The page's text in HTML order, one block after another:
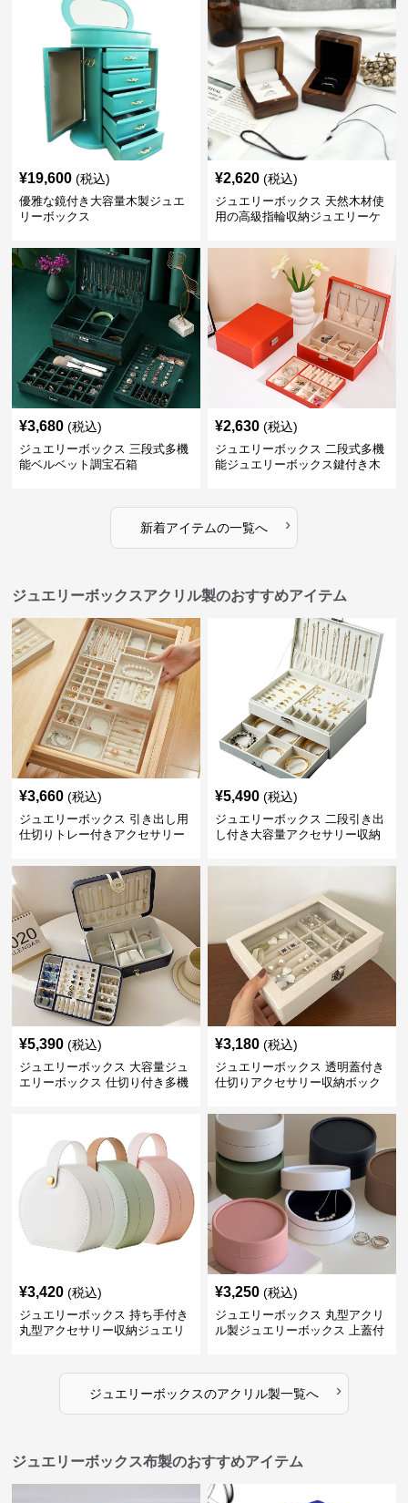
¥19,600 (税込)
優雅な鏡付き大容量木製ジュエ
リーボックス
¥2,620 (税込)
ジュエリーボックス 天然木材使
用の高級指輪収納ジュエリーケ
¥3,680 (税込)
ジュエリーボックス 三段式多機
能ベルベット調宝石箱
¥2,630 (税込)
ジュエリーボックス 二段式多機
能ジュエリーボックス鍵付き木
新着アイテムの一覧へ ›
ジュエリーボックスアクリル製のおすすめアイテム
¥3,660 (税込)
ジュエリーボックス 引き出し用
仕切りトレー付きアクセサリー
¥5,490 (税込)
ジュエリーボックス 二段引き出
し付き大容量アクセサリー収納
¥5,390 (税込)
ジュエリーボックス 大容量ジュ
エリーボックス 仕切り付き多機
¥3,180 (税込)
ジュエリーボックス 透明蓋付き
仕切りアクセサリー収納ボック
¥3,420 (税込)
ジュエリーボックス 持ち手付き
丸型アクセサリー収納ジュエリ
¥3,250 (税込)
ジュエリーボックス 丸型アクリ
ル製ジュエリーボックス 上蓋付
ジュエリーボックスのアクリル製一覧へ ›
ジュエリーボックス布製のおすすめアイテム